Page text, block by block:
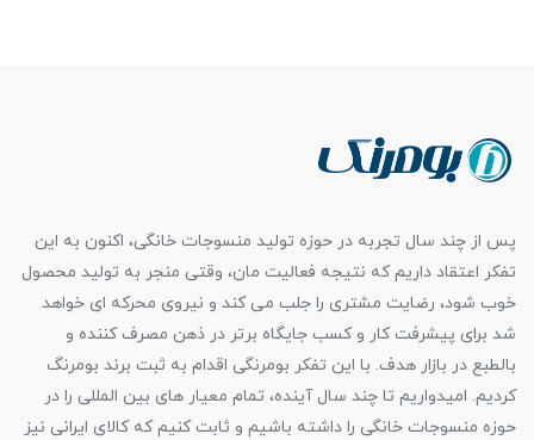
پس از چند سال تجربه در حوزه تولید منسوجات خانگی، اکنون به این
تفکر اعتقاد داریم که نتیجه فعالیت مان، وقتی منجر به تولید محصول
خوب شود، رضایت مشتری را جلب می کند و نیروی محرکه ای خواهد
شد برای پیشرفت کار و کسب جایگاه برتر در ذهن مصرف کننده و
بالطبع در بازار هدف. با این تفکر بومرنگی اقدام به ثبت برند بومرنگ
کردیم. امیدواریم تا چند سال آینده، تمام معیار های بین المللی را در
حوزه منسوجات خانگی را داشته باشیم و ثابت کنیم که کالای ایرانی نیز